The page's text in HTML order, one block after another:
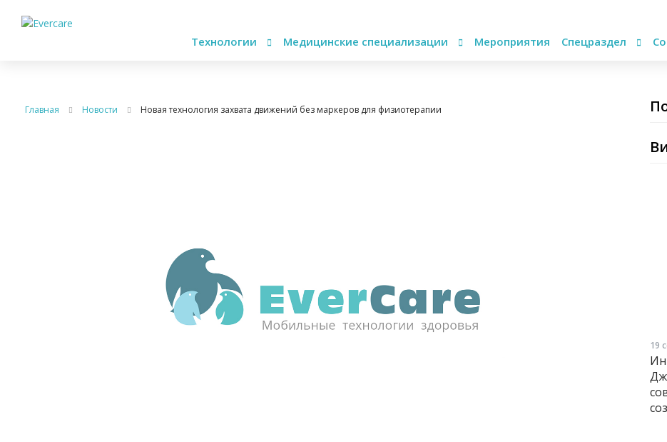
Технологии Медицинские специализации Мероприятия Спецраздел
Главная Новости Новая технология захвата движений без маркеров для физиотерапии
19